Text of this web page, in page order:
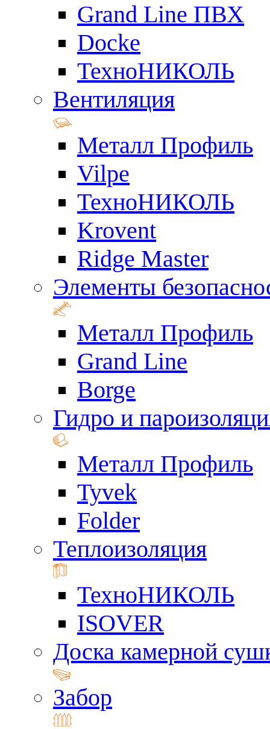
Grand Line ПВХ
Docke
ТехноНИКОЛЬ
Вентиляция
Металл Профиль
Vilpe
ТехноНИКОЛЬ
Krovent
Ridge Master
Элементы
Металл Профиль
Grand Line
Borge
Гидро и
Металл Профиль
Tyvek
Folder
Теплоизоляция
ТехноНИКОЛЬ
ISOVER
Доска камерной
Забор